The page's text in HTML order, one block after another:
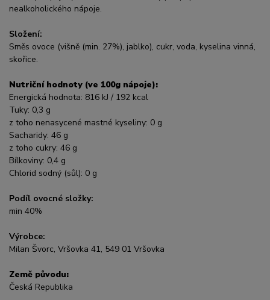
nealkoholického nápoje.
Složení:
Směs ovoce (višně (min. 27%), jablko), cukr, voda, kyselina vinná,
skořice.
Nutriční hodnoty (ve 100g nápoje):
Energická hodnota: 816 kJ / 192 kcal
Tuky: 0,3 g
z toho nenasycené mastné kyseliny: 0 g
Sacharidy: 46 g
z toho cukry: 46 g
Bílkoviny: 0,4 g
Chlorid sodný (sůl): 0 g
Podíl ovocné složky:
min 40%
Výrobce:
Milan Švorc, Vršovka 41, 549 01 Vršovka
Země původu:
Česká Republika